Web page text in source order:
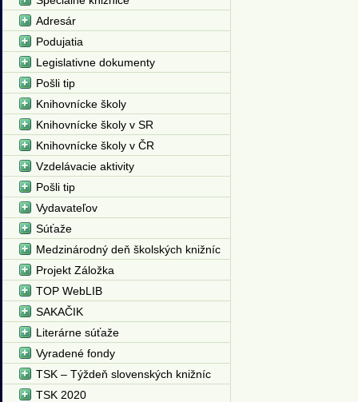
Adresár
Podujatia
Legislativne dokumenty
Pošli tip
Knihovnícke školy
Knihovnícke školy v SR
Knihovnícke školy v ČR
Vzdelávacie aktivity
Pošli tip
Vydavateľov
Súťaže
Medzinárodný deň školských knižníc
Projekt Záložka
TOP WebLIB
SAKAČIK
Literárne súťaže
Vyradené fondy
TSK – Týždeň slovenských knižníc
TSK 2020